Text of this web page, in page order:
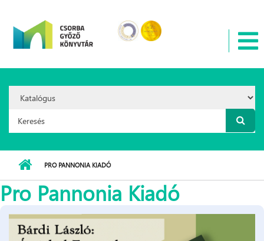
Option:
Keresés űrlap
PRO PANNONIA KIADÓ
Pro Pannonia Kiadó